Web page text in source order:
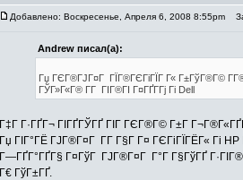
Добавлено: Воскресенье, Апреля 6, 2008 8:55pm
Andrew писал(а):
Гџ ГЄГ®ГЈГ¤Г ГЇГ®ГЄГіГЇГ Г« Г±ГўГ®Г©
ГЎГ»Г«Г® Г­Г ГІГ®ГІ Г¤ГҐГ­Гј Гі Dell
Г‡Г Г·ГҐГ¬ ГІГҐГЎГҐ ГІГ ГЄГ®Г© Г±Г
Гџ ГІГ°ГЁ ГЈГ®Г¤Г Г­Г Г§Г Г¤ ГЄГіГЇГЁГ« Гі
Г—ГҐГ°ГҐГ§ Г¤ГўГ ГЈГ®Г¤Г Г°Г Г§ГўГҐ
Г€ ГўГ±ГҐ.